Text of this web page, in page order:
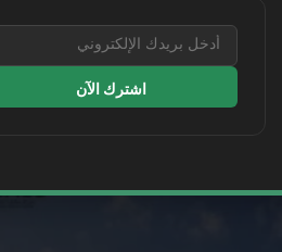
اشترك الآن